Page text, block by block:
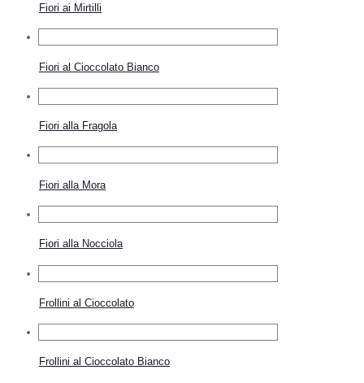
Fiori ai Mirtilli
Fiori al Cioccolato Bianco
Fiori alla Fragola
Fiori alla Mora
Fiori alla Nocciola
Frollini al Cioccolato
Frollini al Cioccolato Bianco